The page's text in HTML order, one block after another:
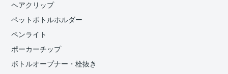
ヘアクリップ
ペットボトルホルダー
ペンライト
ポーカーチップ
ボトルオープナー・栓抜き